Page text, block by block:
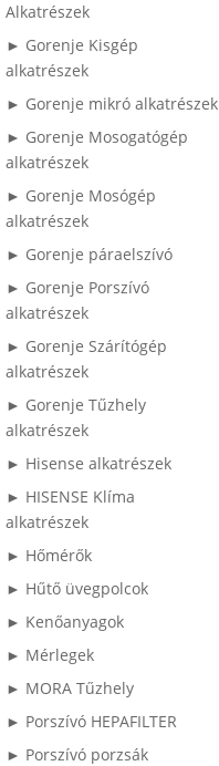
Alkatrészek
► Gorenje Kisgép
alkatrészek
► Gorenje mikró alkatrészek
► Gorenje Mosogatógép
alkatrészek
► Gorenje Mosógép
alkatrészek
► Gorenje páraelszívó
► Gorenje Porszívó
alkatrészek
► Gorenje Szárítógép
alkatrészek
► Gorenje Tűzhely
alkatrészek
► Hisense alkatrészek
► HISENSE Klíma
alkatrészek
► Hőmérők
► Hűtő üvegpolcok
► Kenőanyagok
► Mérlegek
► MORA Tűzhely
► Porszívó HEPAFILTER
► Porszívó porzsák